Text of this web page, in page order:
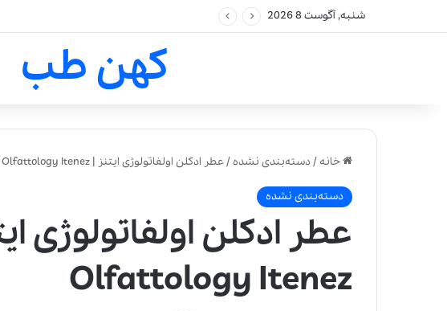
شنبه, آگوست 8 2026
کهن طب
خانه/دسته‌بندی نشده/عطر ادکلن اولفاتولوژی ایتنز | Olfattology Itenez
دسته‌بندی نشده
عطر ادکلن اولفاتولوژی
Olfattology Itenez